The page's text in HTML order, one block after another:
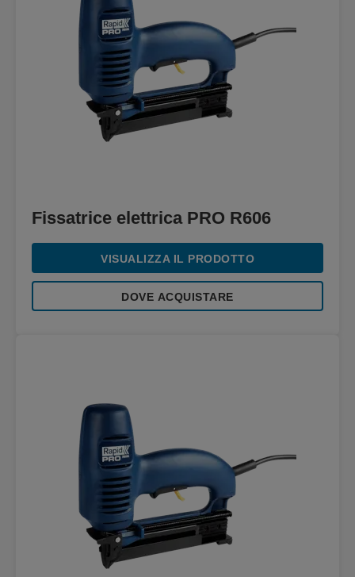
Fissatrice elettrica PRO R606
VISUALIZZA IL PRODOTTO
DOVE ACQUISTARE